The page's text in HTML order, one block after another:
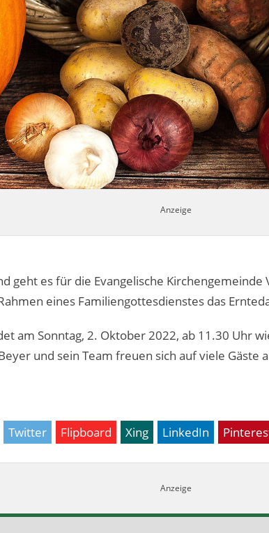
geht es für die Evangelische
eines Familiengottesdienstes das
am Sonntag, 2. Oktober 2022, ab 11.30 Uhr
und sein Team freuen sich auf viele Gäste
Twitter Flipboard Xing LinkedIn